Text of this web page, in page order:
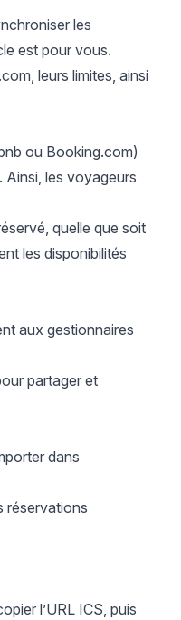
les
est pour vous.
leurs limites, ainsi
ou Booking.com)
Ainsi, les voyageurs
quelle que soit
les disponibilités
aux gestionnaires
partager et
dans
réservations
l’URL ICS, puis